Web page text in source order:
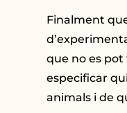
Finalment
que no es pot
especificar
animals i de